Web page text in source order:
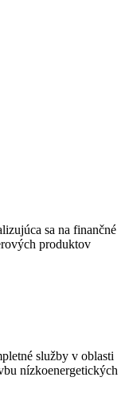
sa na finančné
produktov
služby v oblasti
nízkoenergetických